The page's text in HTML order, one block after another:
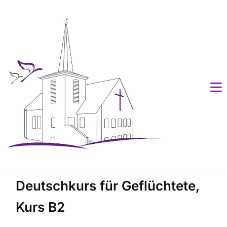
Deutschkurs für Geflüchtete,
Kurs B2